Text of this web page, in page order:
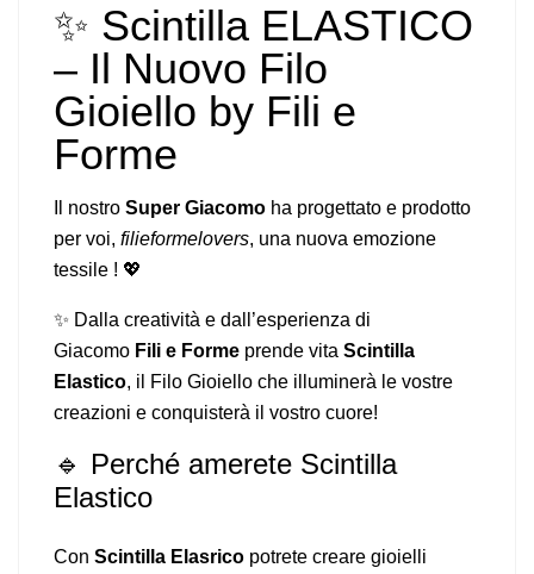
✨ Scintilla ELASTICO
– Il Nuovo Filo
Gioiello by Fili e
Forme
Il nostro Super Giacomo ha progettato e prodotto
per voi, filieformelovers, una nuova emozione
tessile ! 💖
✨ Dalla creatività e dall’esperienza di
Giacomo Fili e Forme prende vita Scintilla
Elastico, il Filo Gioiello che illuminerà le vostre
creazioni e conquisterà il vostro cuore!
🔹 Perché amerete Scintilla
Elastico
Con Scintilla Elasrico potrete creare gioielli